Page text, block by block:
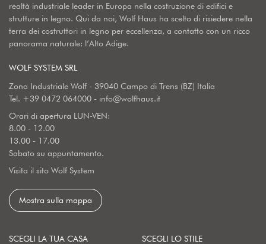
realtà industriale leader in Europa nella costruzione di edifici e
strutture in legno. Qui da noi, Wolf Haus ha scelto di risiedere nella
terra dei costruttori in legno per eccellenza, a contatto con un ricco
panorama naturale: l’Alto Adige.
WOLF SYSTEM SRL
Zona Industriale Wolf - 39040 Campo di Trens (BZ) Italia
Tel. +39 0472 064000 - info@wolfhaus.it
Orari di apertura LUN-VEN:
8.00 - 12.00
13.00 - 17.00
Sabato su appuntamento.
Visita il sito Wolf System
Mostra sulla mappa
SCEGLI LA TUA CASA SCEGLI LO STILE